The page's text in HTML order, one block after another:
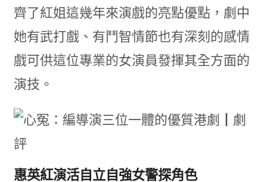
齊了紅姐這幾年來演戲的亮點優點，劇中
她有武打戲、有鬥智情節也有深刻的感情
戲可供這位專業的女演員發揮其全方面的
演技。
惠英紅演活自立自強女警探角色